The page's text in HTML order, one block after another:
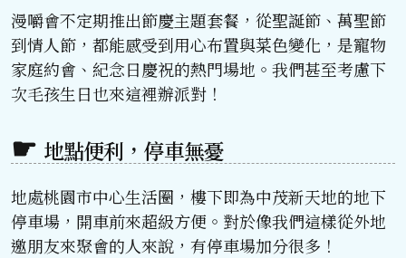
漫嚼會不定期推出節慶主題套餐，從聖誕節、萬聖節
到情人節，都能感受到用心布置與菜色變化，是寵物
家庭約會、紀念日慶祝的熱門場地。我們甚至考慮下
次毛孩生日也來這裡辦派對！
地點便利，停車無憂
地處桃園市中心生活圈，樓下即為中茂新天地的地下
停車場，開車前來超級方便。對於像我們這樣從外地
邀朋友來聚會的人來說，有停車場加分很多！